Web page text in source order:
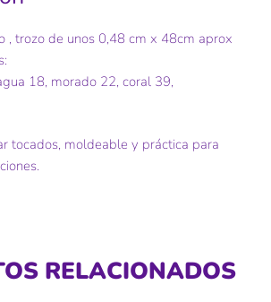
, trozo de unos 0,48 cm x 48cm aprox
18, morado 22, coral 39,
tocados, moldeable y práctica para
RELACIONADOS